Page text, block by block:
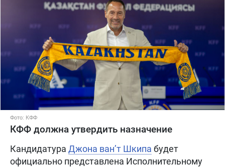
Фото: КФФ
КФФ должна утвердить назначение
Кандидатура Джона ван’т Шкипа будет
официально представлена Исполнительному